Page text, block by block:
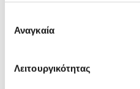
συγκατάθεσης
Αναγκαία
Λειτουργικότητας